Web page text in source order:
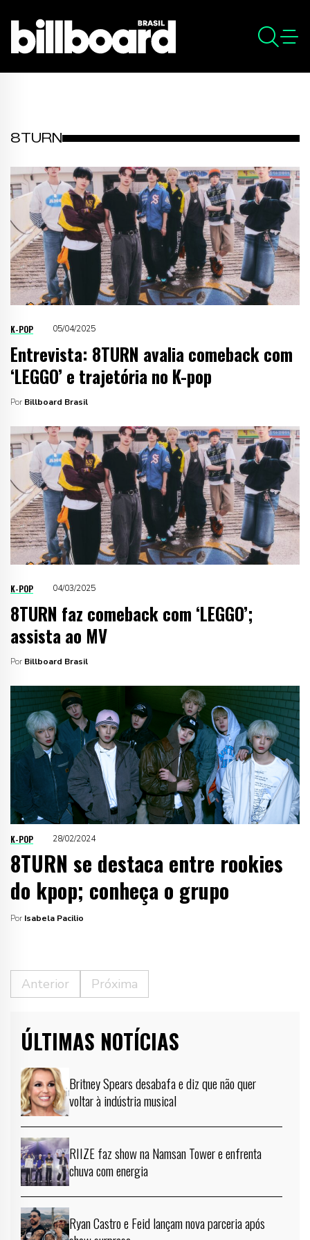
8TURN
K-POP 05/04/2025
Entrevista: 8TURN avalia comeback com
‘LEGGO’ e trajetória no K-pop
Por Billboard Brasil
K-POP 04/03/2025
8TURN faz comeback com ‘LEGGO’;
assista ao MV
Por Billboard Brasil
K-POP 28/02/2024
8TURN se destaca entre rookies
do kpop; conheça o grupo
Por Isabela Pacilio
Anterior Próxima
ÚLTIMAS NOTÍCIAS
Britney Spears desabafa e diz que não quer
voltar à indústria musical
RIIZE faz show na Namsan Tower e enfrenta
chuva com energia
Ryan Castro e Feid lançam nova parceria após